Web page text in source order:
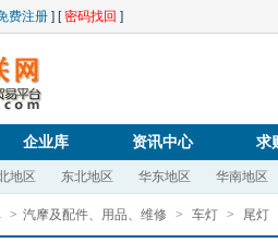
费注册 ] [密码找回 ]
企业库 资讯中心 求
地区 东北地区 华东地区 华南地区
> 汽摩及配件、用品、维修 > 车灯 > 尾灯